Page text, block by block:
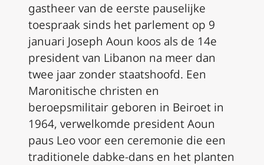
gastheer van de eerste pauselijke
toespraak sinds het parlement op 9
januari Joseph Aoun koos als de 14e
president van Libanon na meer dan
twee jaar zonder staatshoofd. Een
Maronitische christen en
beroepsmilitair geboren in Beiroet in
1964, verwelkomde president Aoun
paus Leo voor een ceremonie die een
traditionele dabke-dans en het planten